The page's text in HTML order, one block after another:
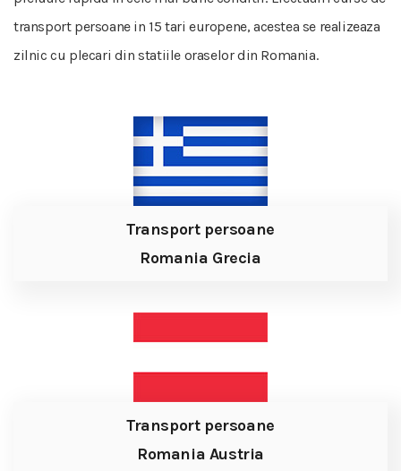
transport persoane in 15 tari europene, acestea se realizeaza
zilnic cu plecari din statiile oraselor din Romania.
Transport persoane
Romania Grecia
Transport persoane
Romania Austria